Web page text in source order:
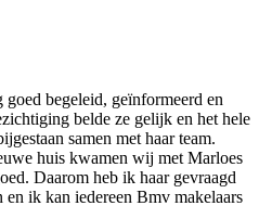
begeleid, geïnformeerd en
belde ze gelijk en het hele
samen met haar team.
huis kwamen wij met Marloes
Daarom heb ik haar gevraagd
ik kan iedereen Bmv makelaars